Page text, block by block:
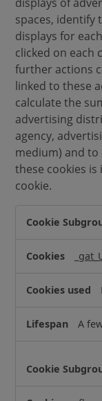
spaces, identify
displays for
clicked on each
further actions
linked to these
calculate the
advertising
agency,
medium) and to
these cookies
cookie.
A